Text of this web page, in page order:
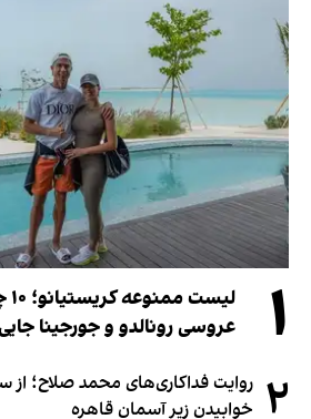
۱
عروسی رونالدو و جورجینا
۲ خوابیدن زیر آسمان قاهره